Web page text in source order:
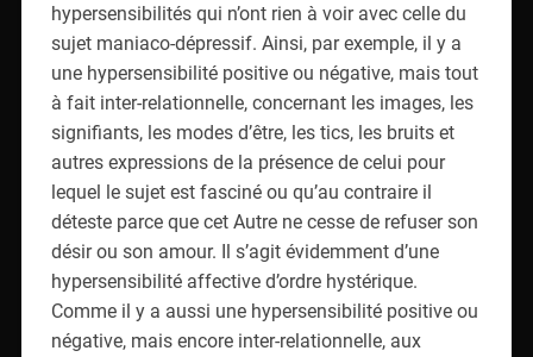
hypersensibilités qui n’ont rien à voir avec celle du
sujet maniaco-dépressif. Ainsi, par exemple, il y a
une hypersensibilité positive ou négative, mais tout
à fait inter-relationnelle, concernant les images, les
signifiants, les modes d’être, les tics, les bruits et
autres expressions de la présence de celui pour
lequel le sujet est fasciné ou qu’au contraire il
déteste parce que cet Autre ne cesse de refuser son
désir ou son amour. Il s’agit évidemment d’une
hypersensibilité affective d’ordre hystérique.
Comme il y a aussi une hypersensibilité positive ou
négative, mais encore inter-relationnelle, aux